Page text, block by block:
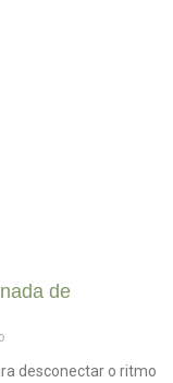
de
desconectar o ritmo